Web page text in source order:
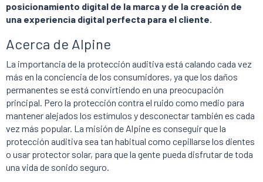
posicionamiento digital de la marca y de la creación de
una experiencia digital perfecta para el cliente.
Acerca de Alpine
La importancia de la protección auditiva está calando cada vez
más en la conciencia de los consumidores, ya que los daños
permanentes se está convirtiendo en una preocupación
principal. Pero la protección contra el ruido como medio para
mantener alejados los estímulos y desconectar también es cada
vez más popular. La misión de Alpine es conseguir que la
protección auditiva sea tan habitual como cepillarse los dientes
o usar protector solar, para que la gente pueda disfrutar de toda
una vida de sonido seguro.